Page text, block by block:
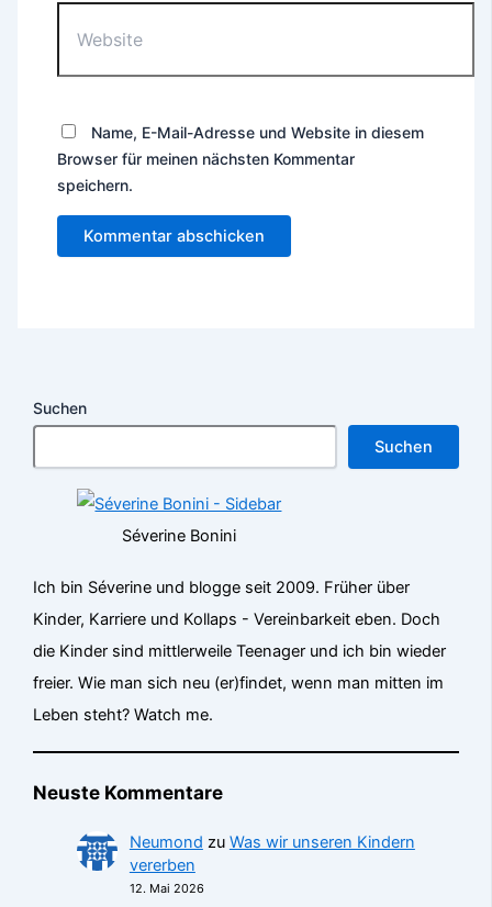
Name, E-Mail-Adresse und Website in diesem
Browser für meinen nächsten Kommentar
speichern.
Suchen
Suchen
Séverine Bonini
Ich bin Séverine und blogge seit 2009. Früher über
Kinder, Karriere und Kollaps - Vereinbarkeit eben. Doch
die Kinder sind mittlerweile Teenager und ich bin wieder
freier. Wie man sich neu (er)findet, wenn man mitten im
Leben steht? Watch me.
Neuste Kommentare
Neumond zu Was wir unseren Kindern
vererben
12. Mai 2026